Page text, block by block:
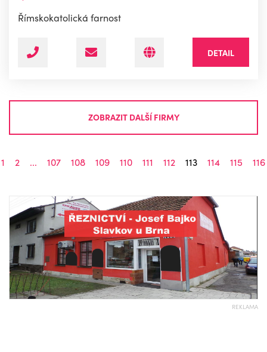
Římskokatolická farnost
DETAIL
ZOBRAZIT DALŠÍ FIRMY
1 2 ... 107 108 109 110 111 112 113 114 115 116
REKLAMA